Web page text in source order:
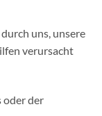
uns, unsere
verursacht
oder der